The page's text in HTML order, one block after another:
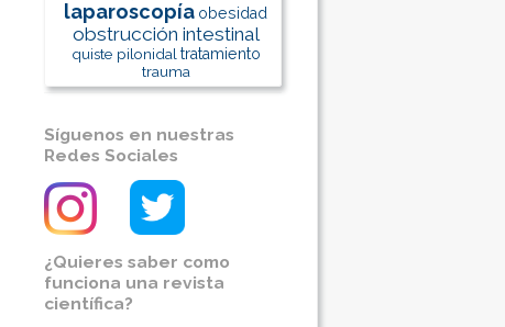
laparoscopía obesidad
obstrucción intestinal
quiste pilonidal tratamiento
trauma
Síguenos en nuestras
Redes Sociales
¿Quieres saber como
funciona una revista
científica?